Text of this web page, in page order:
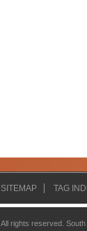
SITEMAP TAG
All rights reserved.